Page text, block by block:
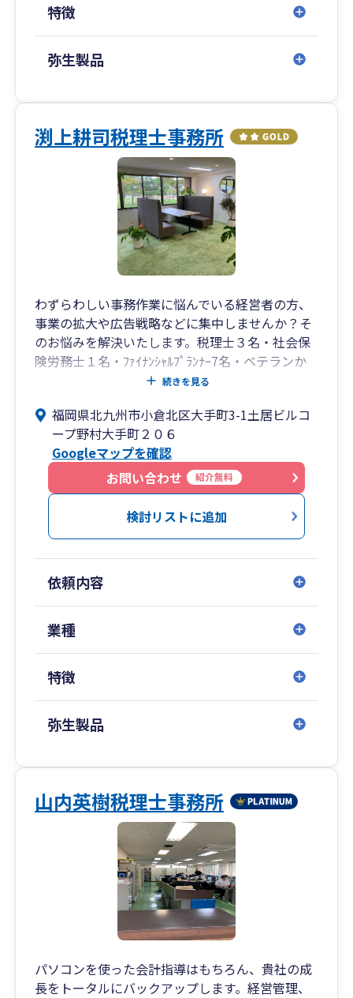
コストを抑えつつ、中長期的な視点での体制構築
➥無理なコスト負担を強いるのではなく、中小企
業が持続的に発展できるよう、
➥弥生会計Nextなどクラウド会計の導入支援から
スタートし、
記帳代行・税務相談・決算申告までシームレス
会計・税務の“見える化”を実現します。
相続・事業承継の専門チームとの連携による出口
まで視野に入れた提案が可能。
出口戦略から次世代への承継までを見据えた支
援体制を構築しています。
■このような方におすすめです
・中小企業の経営者様で、決算書を“融資に強
い”状態にしたい
・創業間もない、または成長段階の法人で、会
計・税務の整備から始めたい
・将来的に事業承継や相続を見据えて、税務・財
務の準備を進めたい
・生きた事業計画とともに、圧倒的スピードで成
■【全国14拠点】※オンラインの場合は全国対応
東京都（池袋）／神奈川県（横浜）／山梨県（甲
府）／大阪府／
州）／佐賀県／
長崎県／埼玉県（川越）／千葉県／愛知県（名古
屋）／沖縄県（那覇）
金融機関をはじめ、各業界で相続や事業承継に関
するセミナー講演実績も多数ございます。
また、著書はAmazon税法部門で1位を獲得する
等、高い専門性を誇ります。
特徴
弥生製品
渕上耕司税理士事務所
わずらわしい事務作業に悩んでいる経営者の方、
事業の拡大や広告戦略などに集中しませんか？そ
のお悩みを解決いたします。税理士３名・社会保
険労務士１名・ﾌｧｲﾅﾝｼｬﾙﾌﾟﾗﾝﾅｰ7名・ベテランか
ら若手まで27名のスタッフが在籍しておりま
限らずお気軽にご連絡ください。
続きを見る
福岡県北九州市小倉北区大手町3-1土居ビルコ
ープ野村大手町２０６
Googleマップを確認
お問い合わせ
紹介無料
検討リストに追加
依頼内容
業種
特徴
弥生製品
山内英樹税理士事務所
パソコンを使った会計指導はもちろん、貴社の成
長をトータルにバックアップします。経営管理、